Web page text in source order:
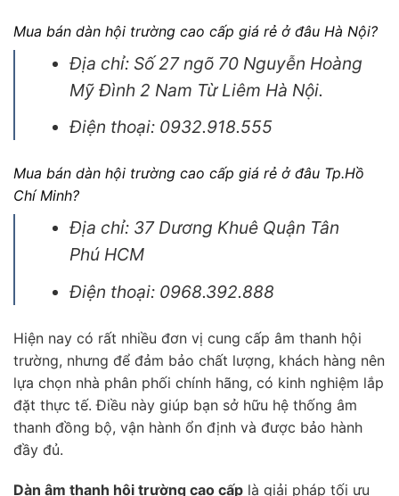
Mua bán dàn hội trường cao cấp giá rẻ ở đâu Hà Nội?
Địa chỉ: Số 27 ngõ 70 Nguyễn Hoàng
Mỹ Đình 2 Nam Từ Liêm Hà Nội.
Điện thoại: 0932.918.555
Mua bán dàn hội trường cao cấp giá rẻ ở đâu Tp.Hồ
Chí Minh?
Địa chỉ: 37 Dương Khuê Quận Tân
Phú HCM
Điện thoại: 0968.392.888
Hiện nay có rất nhiều đơn vị cung cấp âm thanh hội
trường, nhưng để đảm bảo chất lượng, khách hàng nên
lựa chọn nhà phân phối chính hãng, có kinh nghiệm lắp
đặt thực tế. Điều này giúp bạn sở hữu hệ thống âm
thanh đồng bộ, vận hành ổn định và được bảo hành
đầy đủ.
Dàn âm thanh hội trường cao cấp là giải pháp tối ưu